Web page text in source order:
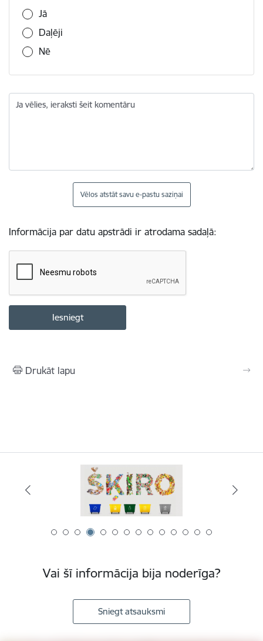
Jā
Daļēji
Nē
Ja vēlies, ieraksti šeit komentāru
Vēlos atstāt savu e-pastu saziņai
Informācija par datu apstrādi ir atrodama sadaļā:
Drukāt lapu
Vai šī informācija bija noderīga?
Sniegt atsauksmi